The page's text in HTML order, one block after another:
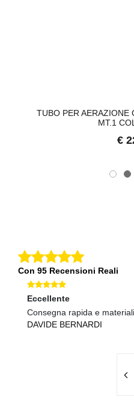
TUBO PER AERAZIONE
MT.1
€
Con 95 Recensioni Reali
Eccellente
Consegna rapida e
DAVIDE BERNARDI